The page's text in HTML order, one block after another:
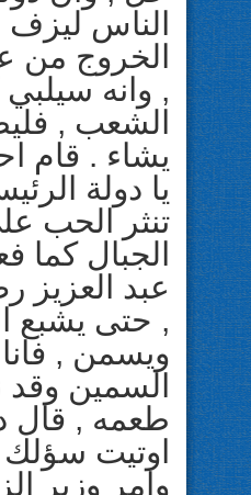
الناس
الخروج من
, وانه
الشعب ,
يشاء . قام
يا دولة
تنثر الحب
الجبال كما
عبد العزيز
, حتى يشبع
ويسمن ,
السمين
طعمه , قال
اوتيت سؤلك
وامر وزير